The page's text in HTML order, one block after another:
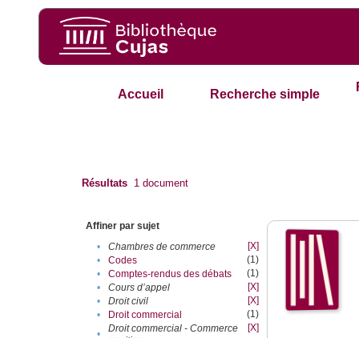
Accueil Recherche simple
Résultats 1 document
Affiner par sujet
•
Chambres de commerce
[X]
•
Codes
(1)
•
Comptes-rendus des débats
(1)
•
Cours d’appel
[X]
•
Droit civil
[X]
•
Droit commercial
(1)
•
Droit commercial - Commerce
[X]